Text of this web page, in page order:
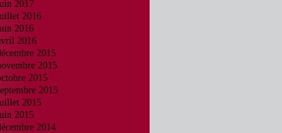
2017
2016
2016
2016
2015
2015
2015
2015
2015
2015
2014